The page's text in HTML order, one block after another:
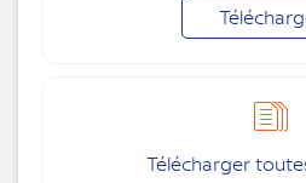
Télécharger